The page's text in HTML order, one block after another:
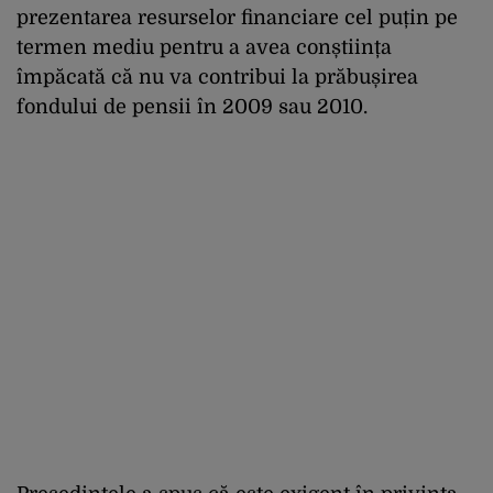
prezentarea resurselor financiare cel puțin pe
termen mediu pentru a avea conștiința
împăcată că nu va contribui la prăbușirea
fondului de pensii în 2009 sau 2010.